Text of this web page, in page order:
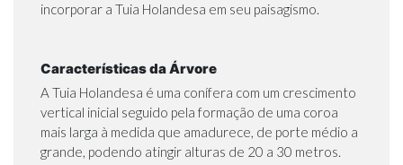
incorporar a Tuia Holandesa em seu paisagismo.
Características da Árvore
A Tuia Holandesa é uma conífera com um crescimento
vertical inicial seguido pela formação de uma coroa
mais larga à medida que amadurece, de porte médio a
grande, podendo atingir alturas de 20 a 30 metros.